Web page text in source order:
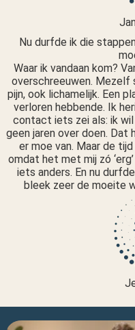
Nu durfde ik die
Waar ik vandaan kom?
overschreeuwen. Mezelf
pijn, ook lichamelijk. Een
verloren hebbende. Ik
contact iets zei als: ik wil
geen jaren over doen. Dat
er moe van. Maar de
omdat het met mij zó
iets anders. En nu
bleek zeer de moeite